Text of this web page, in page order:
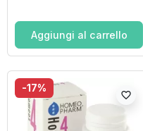
Aggiungi al carrello
-17%
favorite_border